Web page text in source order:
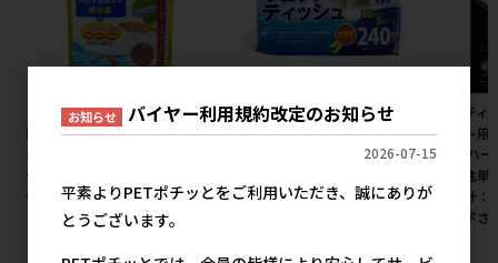
［ジェックス(直送：小動物・
観賞魚)］メダカ元気 プロバイ
オフードクリア 130g ※メーカ
ー直送となります。※発注単
位・最低ご購入金額にご注意下
［ペットプロジャパン(直送)］
やさしいウェットテイッシュ80
枚入×3P（240枚入） ※メー
単位・最低発注数量(混載10ケ
［ペテ
ペット用
ター ハ
※発注単
価合計
注意下さ
お知らせ バイヤー利用規約改定のお知らせ
2026-07-15
平素よりPETポチッとをご利用いただき、誠にありが
とうございます。